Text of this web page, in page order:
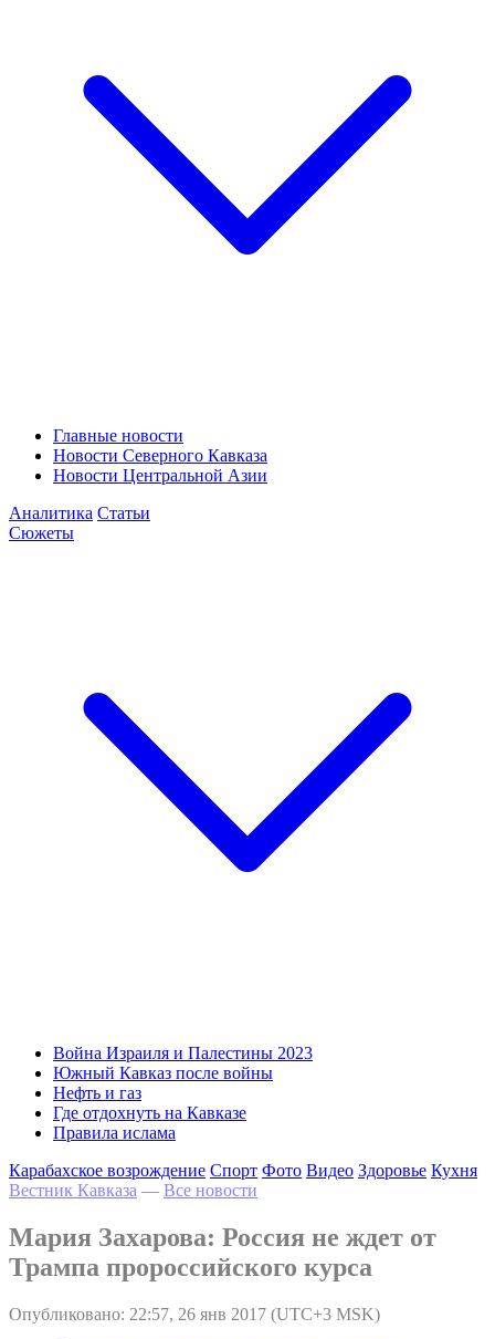
Главные новости
Новости Северного Кавказа
Новости Центральной Азии
Аналитика Статьи
Сюжеты
Война Израиля и Палестины 2023
Южный Кавказ после войны
Нефть и газ
Где отдохнуть на Кавказе
Правила ислама
Карабахское возрождение Спорт Фото Видео Здоровье Кухня
Вестник Кавказа — Все новости
Мария Захарова: Россия не ждет от
Трампа пророссийского курса
Опубликовано: 22:57, 26 янв 2017 (UTC+3 MSK)